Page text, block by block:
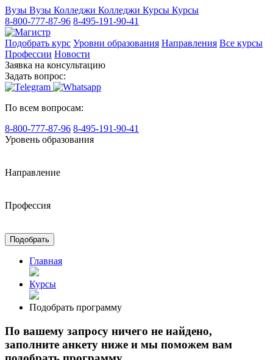
Вузы Вузы Колледжи Колледжи Курсы Курсы
8-800-777-87-96 8-495-191-90-41
Подобрать курс Уровни образования Направления Все курсы
Профессии Новости
Заявка на консультацию
Задать вопрос:
По всем вопросам:
8-800-777-87-96 8-495-191-90-41
Уровень образования
Направление
Профессия
Подобрать
Главная
Курсы
Подобрать программу
По вашему запросу ничего не найдено,
заполните анкету ниже и мы поможем вам